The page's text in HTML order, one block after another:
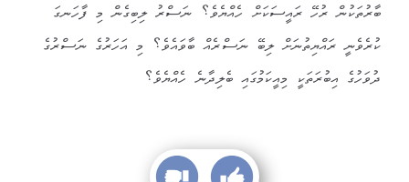
ބާރުތަކުން ރުހޭ ރައީސަކަށް ހެއްޔެވެ؟ ނަސްރު ލިބިގެން މި ފާހަނގަ
ކުރެވެނީ ރައްޔިތުނަށް ލިބޭ ނަސްރެއް ބާވައެވެ؟ މި އަހަރުގެ ނަސްރުގެ
ދުވަހުގެ އިބުރަތަކީ މިއީކަމުގައި ބެލިދާނެ ހެއްޔެވެ؟